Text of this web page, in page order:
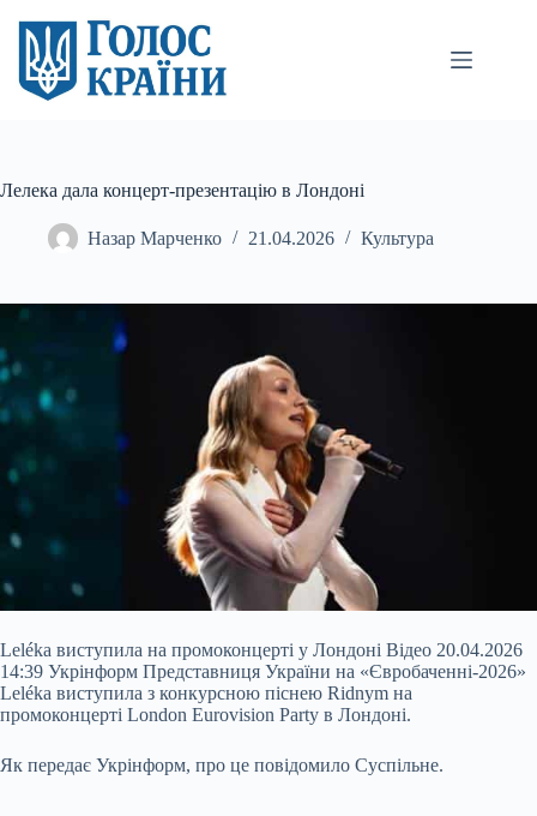
вмісту
Лелека дала концерт-презентацію в Лондоні
Назар Марченко 21.04.2026 Культура
Leléka виступила на промоконцерті у Лондоні Відео 20.04.2026
14:39 Укрінформ Представниця України на «Євробаченні-2026»
Leléka виступила з конкурсною піснею Ridnym на
промоконцерті London Eurovision Party в Лондоні.
Як передає Укрінформ, про це повідомило Суспільне.